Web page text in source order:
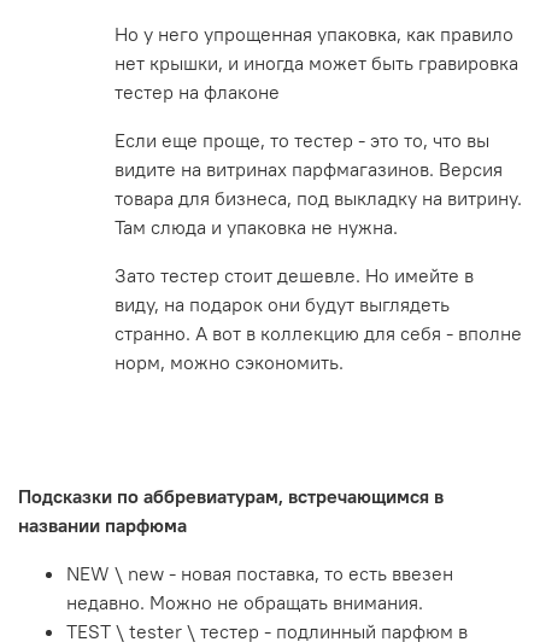
Но у него упрощенная упаковка, как правило
нет крышки, и иногда может быть гравировка
тестер на флаконе
Если еще проще, то тестер - это то, что вы
видите на витринах парфмагазинов. Версия
товара для бизнеса, под выкладку на витрину.
Там слюда и упаковка не нужна.
Зато тестер стоит дешевле. Но имейте в
виду, на подарок они будут выглядеть
странно. А вот в коллекцию для себя - вполне
норм, можно сэкономить.
Подсказки по аббревиатурам, встречающимся в
названии парфюма
NEW \ new - новая поставка, то есть ввезен
недавно. Можно не обращать внимания.
TEST \ tester \ тестер - подлинный парфюм в